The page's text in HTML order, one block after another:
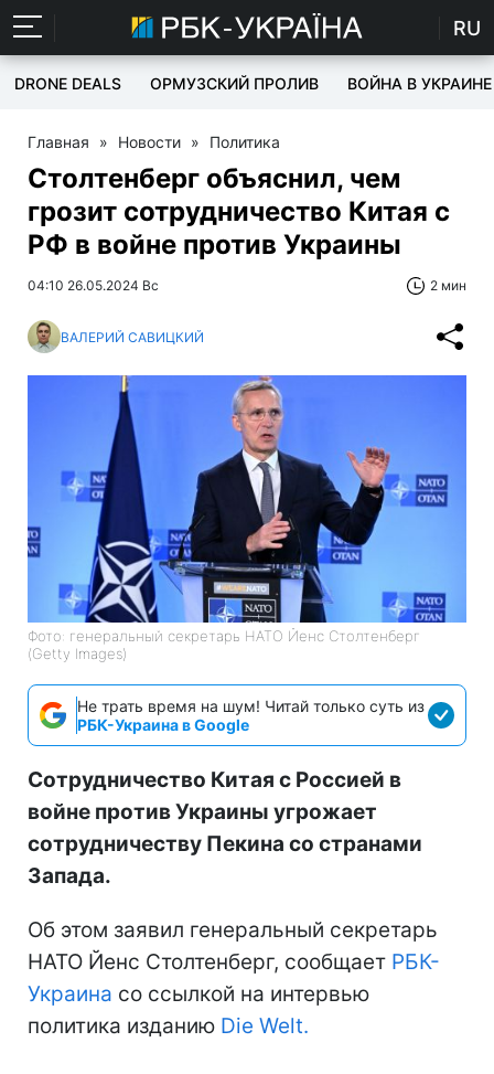
RU
DRONE DEALS ОРМУЗСКИЙ ПРОЛИВ ВОЙНА В УКРАИНЕ
Главная » Новости » Политика
Столтенберг объяснил, чем
грозит сотрудничество Китая с
РФ в войне против Украины
04:10 26.05.2024 Вс 2 мин
ВАЛЕРИЙ САВИЦКИЙ
Фото: генеральный секретарь НАТО Йенс Столтенберг
(Getty Images)
Не трать время на шум! Читай только суть из
РБК-Украина в Google
Сотрудничество Китая с Россией в
войне против Украины угрожает
сотрудничеству Пекина со странами
Запада.
Об этом заявил генеральный секретарь
НАТО Йенс Столтенберг, сообщает РБК-
Украина со ссылкой на интервью
политика изданию Die Welt.